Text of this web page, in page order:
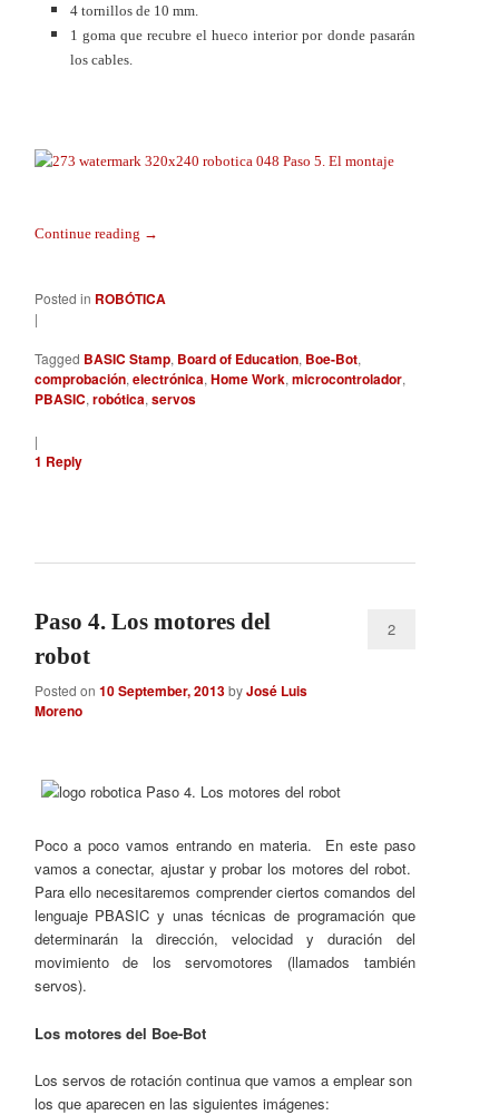
4 tornillos de 10 mm.
1 goma que recubre el hueco interior por donde pasarán
los cables.
Continue reading →
Posted in ROBÓTICA
|
Tagged BASIC Stamp, Board of Education, Boe-Bot,
comprobación, electrónica, Home Work, microcontrolador,
PBASIC, robótica, servos
|
1 Reply
Paso 4. Los motores del
robot
Posted on 10 September, 2013byJosé Luis
Moreno
2
Poco a poco vamos entrando en materia. En este paso
vamos a conectar, ajustar y probar los motores del robot.
Para ello necesitaremos comprender ciertos comandos del
lenguaje PBASIC y unas técnicas de programación que
determinarán la dirección, velocidad y duración del
movimiento de los servomotores (llamados también
servos).
Los motores del Boe-Bot
Los servos de rotación continua que vamos a emplear son
los que aparecen en las siguientes imágenes: